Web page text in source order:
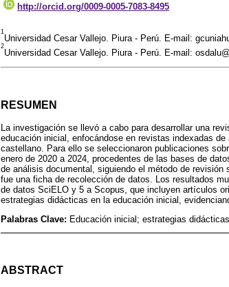
http://orcid.org/0009-0005-7083-8495
1
Universidad Cesar Vallejo. Piura - Perú. E-mail:
2
Universidad Cesar Vallejo. Piura - Perú. E-mail:
RESUMEN
La investigación se llevó a cabo para desarrollar una
educación inicial, enfocándose en revistas indexadas
castellano. Para ello se seleccionaron publicaciones
enero de 2020 a 2024, procedentes de las bases de
de análisis documental, siguiendo el método de
fue una ficha de recolección de datos. Los resultados
de datos SciELO y 5 a Scopus, que incluyen artículos
estrategias didácticas en la educación inicial,
Palabras Clave: Educación inicial; estrategias
ABSTRACT